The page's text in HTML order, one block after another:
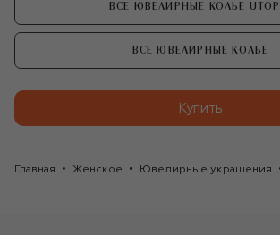
ВСЕ ЮВЕЛИРНЫЕ КОЛЬЕ
ВСЕ ЮВЕЛИРНЫЕ КОЛЬЕ
Купить
Главная Женское Ювелирные украшения